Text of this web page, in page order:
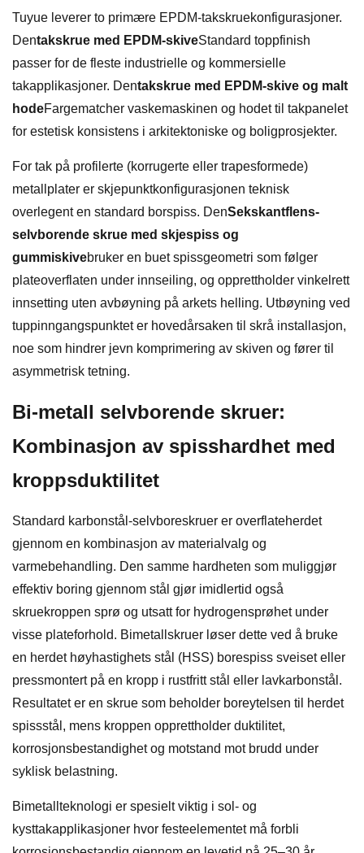
Tuyue leverer to primære EPDM-takskruekonfigurasjoner.
Dentakskrue med EPDM-skiveStandard toppfinish
passer for de fleste industrielle og kommersielle
takapplikasjoner. Dentakskrue med EPDM-skive og malt
hodeFargematcher vaskemaskinen og hodet til takpanelet
for estetisk konsistens i arkitektoniske og boligprosjekter.
For tak på profilerte (korrugerte eller trapesformede)
metallplater er skjepunktkonfigurasjonen teknisk
overlegent en standard borspiss. DenSekskantflens-
selvborende skrue med skjespiss og
gummiskivebruker en buet spissgeometri som følger
plateoverflaten under innseiling, og opprettholder vinkelrett
innsetting uten avbøyning på arkets helling. Utbøyning ved
tuppinngangspunktet er hovedårsaken til skrå installasjon,
noe som hindrer jevn komprimering av skiven og fører til
asymmetrisk tetning.
Bi-metall selvborende skruer:
Kombinasjon av spisshardhet med
kroppsduktilitet
Standard karbonstål-selvboreskruer er overflateherdet
gjennom en kombinasjon av materialvalg og
varmebehandling. Den samme hardheten som muliggjør
effektiv boring gjennom stål gjør imidlertid også
skruekroppen sprø og utsatt for hydrogensprøhet under
visse plateforhold. Bimetallskruer løser dette ved å bruke
en herdet høyhastighets stål (HSS) borespiss sveiset eller
pressmontert på en kropp i rustfritt stål eller lavkarbonstål.
Resultatet er en skrue som beholder boreytelsen til herdet
spissstål, mens kroppen opprettholder duktilitet,
korrosjonsbestandighet og motstand mot brudd under
syklisk belastning.
Bimetallteknologi er spesielt viktig i sol- og
kysttakapplikasjoner hvor festeelementet må forbli